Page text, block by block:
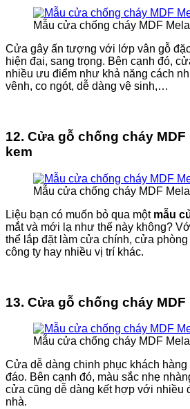
Mẫu cửa chống cháy MDF
Cửa gây ấn tượng với lớp vân gỗ
hiện đại, sang trọng. Bên cạnh đó,
nhiều ưu điểm như khả năng cách
vênh, co ngót, dễ dàng vệ sinh,…
12. Cửa gỗ chống cháy MDF
kem
Mẫu cửa chống cháy MDF
Liệu bạn có muốn bỏ qua một mẫu
mắt và mới lạ như thế này không?
thể lắp đặt làm cửa chính, cửa
công ty hay nhiều vị trí khác.
13. Cửa gỗ chống cháy MDF
Mẫu cửa chống cháy MDF
Cửa dễ dàng chinh phục khách
đáo. Bên cạnh đó, màu sắc nhẹ
cửa cũng dễ dàng kết hợp với nhiều
nhà.